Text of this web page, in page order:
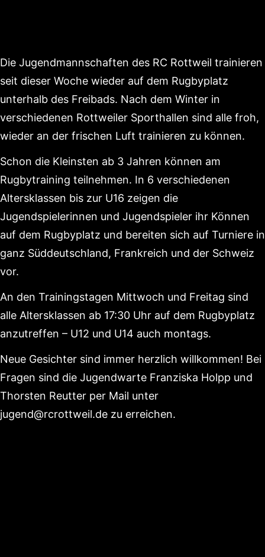
Die Jugendmannschaften des RC Rottweil trainieren
seit dieser Woche wieder auf dem Rugbyplatz
unterhalb des Freibads. Nach dem Winter in
verschiedenen Rottweiler Sporthallen sind alle froh,
wieder an der frischen Luft trainieren zu können.
Schon die Kleinsten ab 3 Jahren können am
Rugbytraining teilnehmen. In 6 verschiedenen
Altersklassen bis zur U16 zeigen die
Jugendspielerinnen und Jugendspieler ihr Können
auf dem Rugbyplatz und bereiten sich auf Turniere in
ganz Süddeutschland, Frankreich und der Schweiz
vor.
An den Trainingstagen Mittwoch und Freitag sind
alle Altersklassen ab 17:30 Uhr auf dem Rugbyplatz
anzutreffen – U12 und U14 auch montags.
Neue Gesichter sind immer herzlich willkommen! Bei
Fragen sind die Jugendwarte Franziska Holpp und
Thorsten Reutter per Mail unter
jugend@rcrottweil.de zu erreichen.